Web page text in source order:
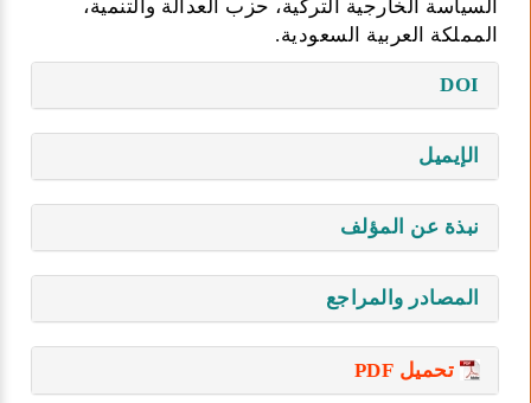
السياسة الخارجية التركية، حزب العدالة والتنمية،
المملكة العربية السعودية.
DOI
الإيميل
نبذة عن المؤلف
المصادر والمراجع
تحميل PDF